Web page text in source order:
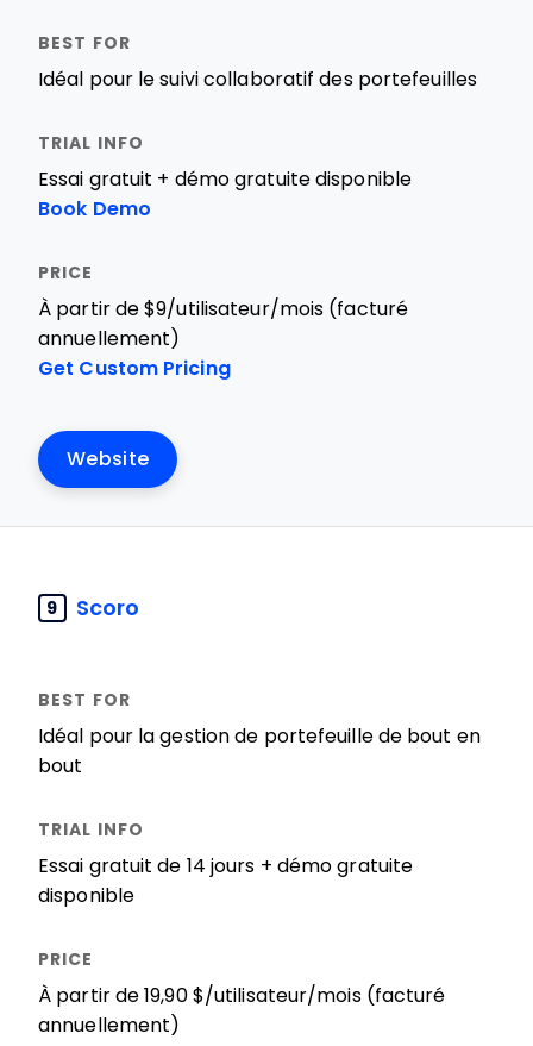
Idéal pour le suivi collaboratif des portefeuilles
Essai gratuit + démo gratuite disponible
Book Demo
À partir de $9/utilisateur/mois (facturé
annuellement)
Get Custom Pricing
Website
9 Scoro
Idéal pour la gestion de portefeuille de bout en
bout
Essai gratuit de 14 jours + démo gratuite
disponible
À partir de 19,90 $/utilisateur/mois (facturé
annuellement)